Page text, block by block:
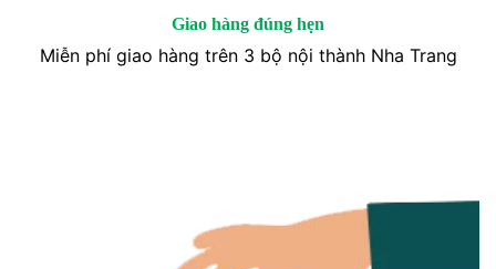
Giao hàng đúng hẹn
Miễn phí giao hàng trên 3 bộ nội thành Nha Trang